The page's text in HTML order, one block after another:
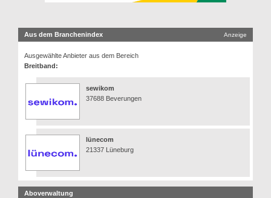
Aus dem Branchenindex Anzeige
Ausgewählte Anbieter aus dem Bereich
Breitband:
sewikom
37688 Beverungen
lünecom
21337 Lüneburg
Aboverwaltung